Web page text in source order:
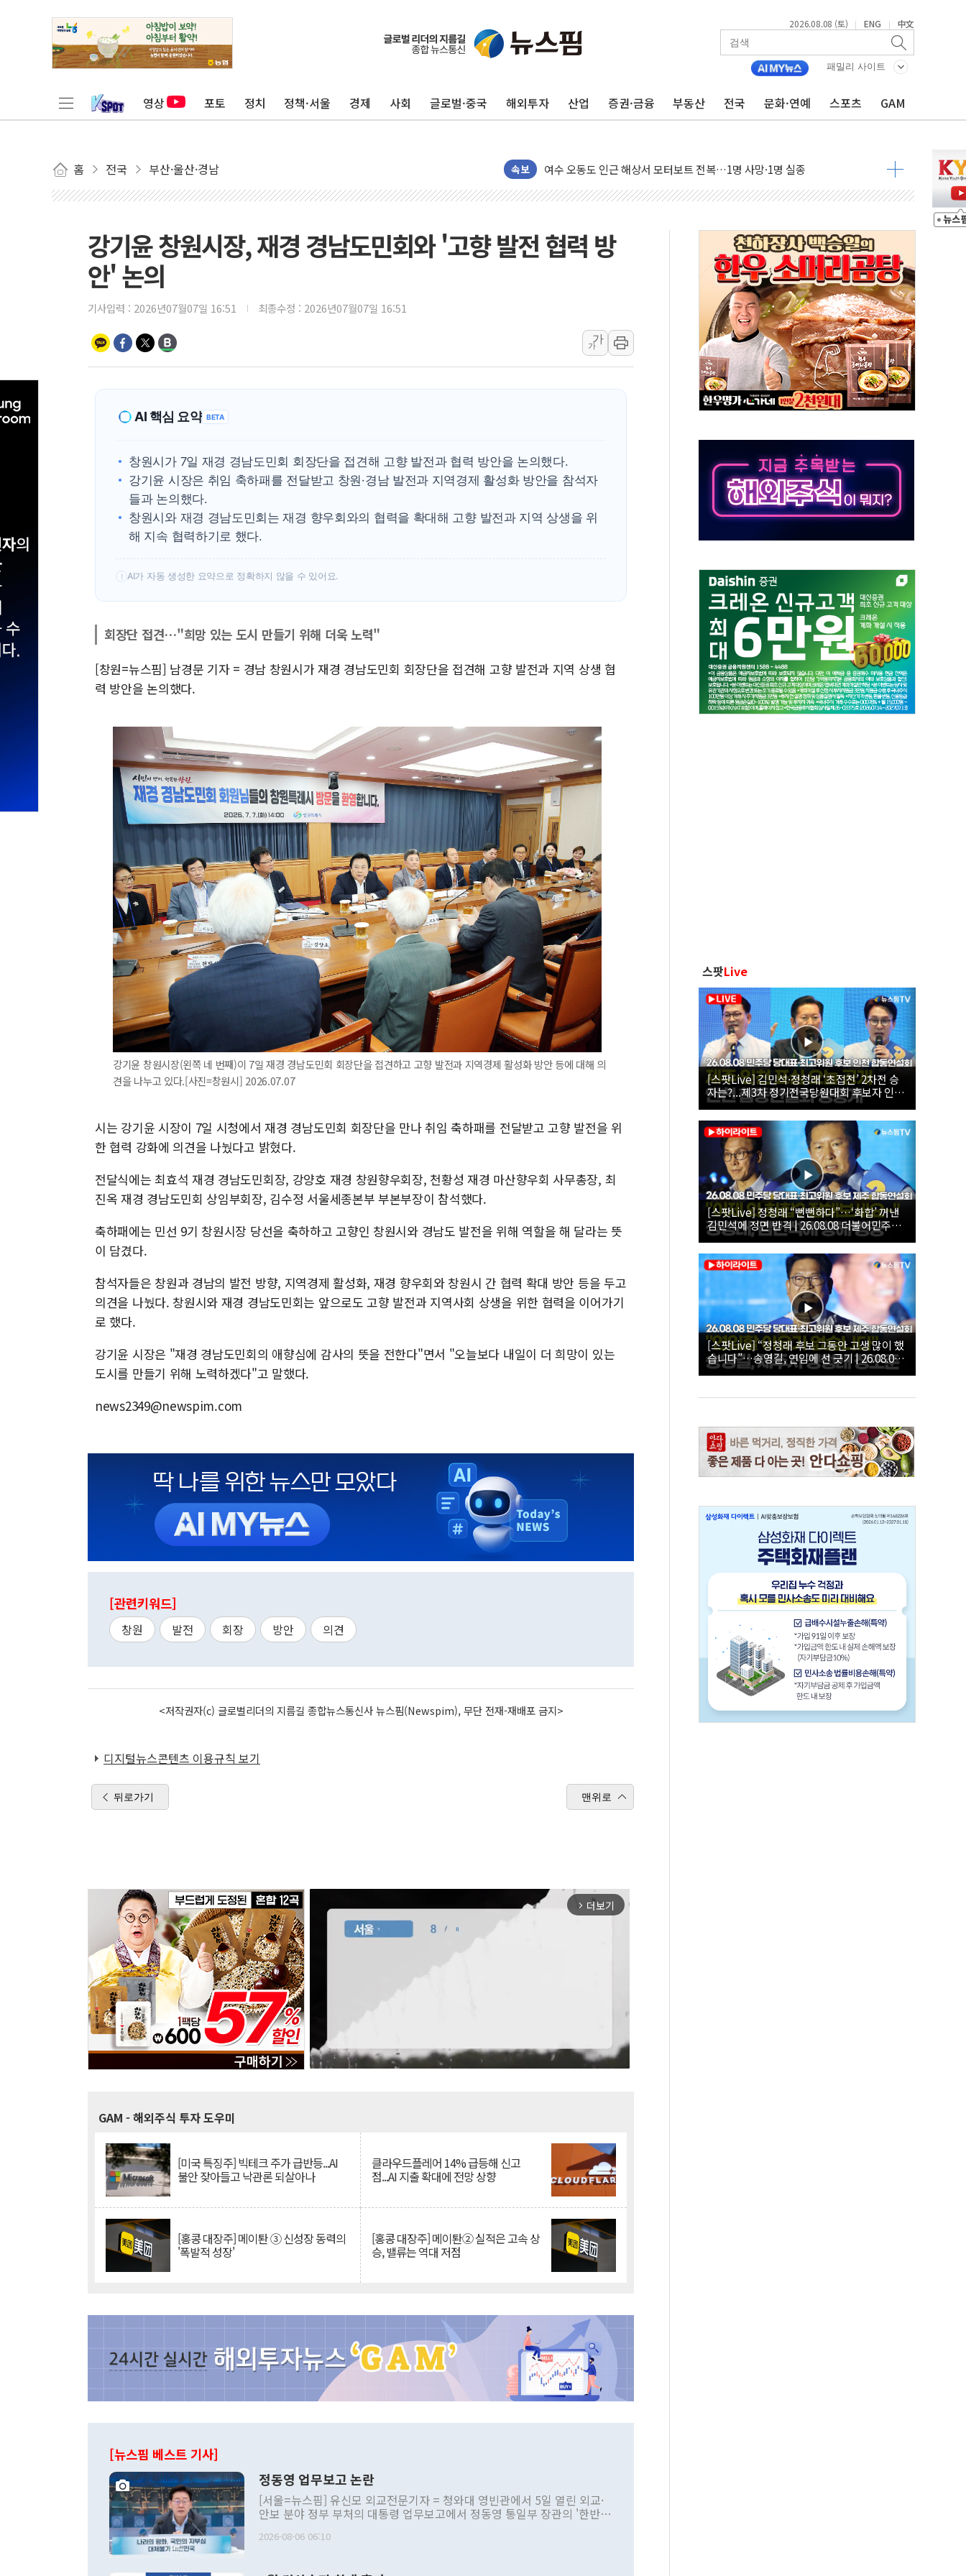
2026.08.08 (토) | ENG | 中文
패밀리 사이트
영상 포토 정치 정책·서울 경제 사회 글로벌·중국 해외투자 산업 증권·금융 부동산 전국 문화·연예 스포츠 GAM
홈 전국 부산·울산·경남 속보
美, 이란전 출구전략 만지작…공습 한계·탄약 부족 현실화
강릉·동해·삼척 시간당 최대 50㎜ 폭우…강원 동해안 강한 비 어어져
서울 중랑구 주택가서 흉기 난동…60대 남성 2명 숨져
추미애, '위안부' 피해자 기림의 날 참석..."국제적 시민 연대로 목소리 내야"
인천 선재도 갯벌서 해루질 중 실종 60대 나흘만에 숨진 채 발견
'화합' 꺼낸 김민석에 '뻔뻔' 받아친 정청래…제주 연설서 신경전 고조
李대통령, ISA 개편 재검토 지시…與 "적극 환영"·野 "졸속 국정"
동해중부 전 해상 풍랑주의보…10일까지 최대 3.5m 높은 물결
연일 폭염에 온열질환 사망 23명…정부, 비상대응기구 가동
中 전방위 아파트 부양, 수도 베이징도 부동산 규제 철폐
인제 용대리 계곡서 수위 상승으로 피서객 7명 고립…전원 구조
동해시, 11~14일 '별똥별 멍' 운영…페르세우스 유성우 관측
강원 중·남부 동해안 시간당 50mm 이상 폭우…호우경보 발효
청양 밭에서 일하던 90대 숨져…온열질환 여부 조사
강기윤 창원시장, 재경 경남도민회와 '고향 발전 협력 방
안' 논의
기사입력 : 2026년07월07일 16:51 최종수정 : 2026년07월07일 16:51
가
가
AI 핵심 요약 BETA
창원시가 7일 재경 경남도민회 회장단을 접견해 고향 발전과 협력 방안을 논의했다.
강기윤 시장은 취임 축하패를 전달받고 창원·경남 발전과 지역경제 활성화 방안을 참석자
들과 논의했다.
창원시와 재경 경남도민회는 재경 향우회와의 협력을 확대해 고향 발전과 지역 상생을 위
해 지속 협력하기로 했다.
! AI가 자동 생성한 요약으로 정확하지 않을 수 있어요.
회장단 접견…"희망 있는 도시 만들기 위해 더욱 노력"
[창원=뉴스핌] 남경문 기자 = 경남 창원시가 재경 경남도민회 회장단을 접견해 고향 발전과 지역 상생 협
력 방안을 논의했다.
강기윤 창원시장(왼쪽 네 번째)이 7일 재경 경남도민회 회장단을 접견하고 고향 발전과 지역경제 활성화 방안 등에 대해 의
견을 나누고 있다.[사진=창원시] 2026.07.07
시는 강기윤 시장이 7일 시청에서 재경 경남도민회 회장단을 만나 취임 축하패를 전달받고 고향 발전을 위
한 협력 강화에 의견을 나눴다고 밝혔다.
전달식에는 최효석 재경 경남도민회장, 강양호 재경 창원향우회장, 천황성 재경 마산향우회 사무총장, 최
진옥 재경 경남도민회 상임부회장, 김수정 서울세종본부 부본부장이 참석했다.
축하패에는 민선 9기 창원시장 당선을 축하하고 고향인 창원시와 경남도 발전을 위해 역할을 해 달라는 뜻
이 담겼다.
참석자들은 창원과 경남의 발전 방향, 지역경제 활성화, 재경 향우회와 창원시 간 협력 확대 방안 등을 두고
의견을 나눴다. 창원시와 재경 경남도민회는 앞으로도 고향 발전과 지역사회 상생을 위한 협력을 이어가기
로 했다.
강기윤 시장은 "재경 경남도민회의 애향심에 감사의 뜻을 전한다"면서 "오늘보다 내일이 더 희망이 있는
도시를 만들기 위해 노력하겠다"고 말했다.
news2349@newspim.com
[관련키워드]
창원 발전 회장 방안 의견
<저작권자(c) 글로벌리더의 지름길 종합뉴스통신사 뉴스핌(Newspim), 무단 전재-재배포 금지>
디지털뉴스콘텐츠 이용규칙 보기
뒤로가기 맨위로
arrow_forward_ios 더보기
GAM - 해외주식 투자 도우미
[미국 특징주] 빅테크 주가 급반등...AI
불안 잦아들고 낙관론 되살아나
클라우드플레어 14% 급등해 신고
점...AI 지출 확대에 전망 상향
[홍콩 대장주] 메이퇀 ③ 신성장 동력의
'폭발적 성장'
[홍콩 대장주] 메이퇀② 실적은 고속 상
승, 밸류는 역대 저점
[뉴스핌 베스트 기사]
정동영 업무보고 논란
[서울=뉴스핌] 유신모 외교전문기자 = 청와대 영빈관에서 5일 열린 외교·
안보 분야 정부 부처의 대통령 업무보고에서 정동영 통일부 장관의 '한반도
발언 중에는 정부 내 조율을 거치지 않은 사안을 정책으로 추진하겠다고 공
2026-08-06 06:10
스팟Live
[스팟Live] 김민석·정청래 ‘초접전’ 2차전 승
자는?...제3차 정기전국당원대회 후보자 인천
합동연설회 생중계 | 26.08.08
[스팟Live] 정청래 “뻔뻔하다”…‘화합’ 꺼낸
김민석에 정면 반격 | 26.08.08 더불어민주당
당대표·최고위원 후보 제주 합동연설회
[스팟Live] “정청래 후보 그동안 고생 많이 했
습니다”…송영길, 연임에 선 긋기 | 26.08.08
더불어민주당 당대표·최고위원 후보 제주 합